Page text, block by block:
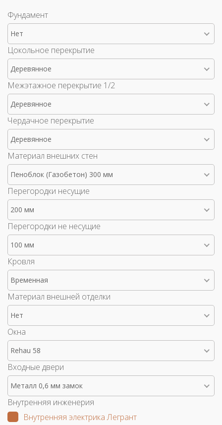
Фундамент
Нет
Цокольное перекрытие
Деревянное
Межэтажное перекрытие 1/2
Деревянное
Чердачное перекрытие
Деревянное
Материал внешних стен
Пеноблок (Газобетон) 300 мм
Перегородки несущие
200 мм
Перегородки не несущие
100 мм
Кровля
Временная
Материал внешней отделки
Нет
Окна
Rehau 58
Входные двери
Металл 0,6 мм замок
Внутренняя инженерия
Внутренняя электрика Легрант